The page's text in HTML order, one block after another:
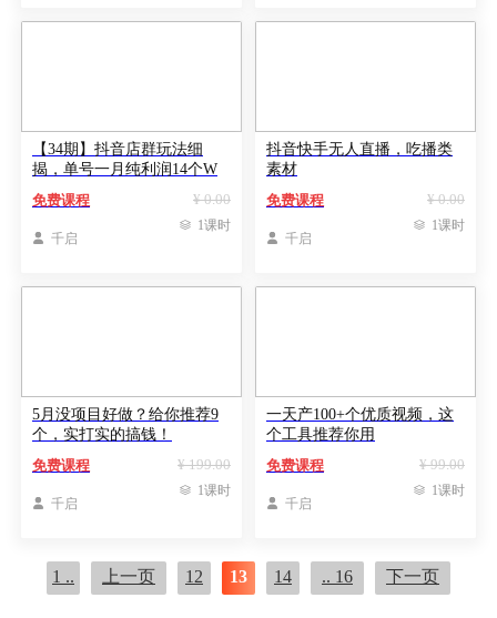
【34期】抖音店群玩法细
揭，单号一月纯利润14个W
¥ 0.00
免费课程
 千启
 1课时
抖音快手无人直播，吃播类
素材
¥ 0.00
免费课程
 千启
 1课时
5月没项目好做？给你推荐9
个，实打实的搞钱！
¥ 199.00
免费课程
 千启
 1课时
一天产100+个优质视频，这
个工具推荐你用
¥ 99.00
免费课程
 千启
 1课时
1 .. 上一页 12 13 14 .. 16 下一页